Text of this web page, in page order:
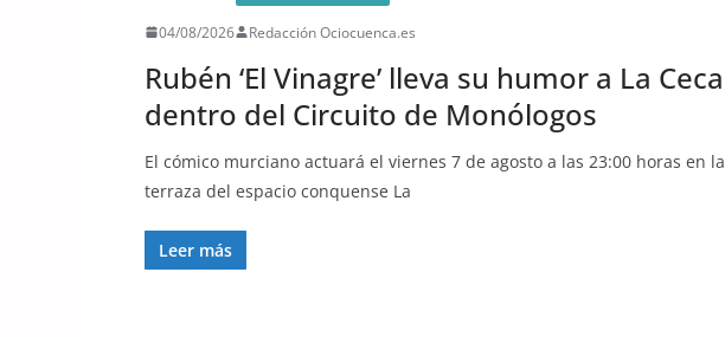
04/08/2026 Redacción Ociocuenca.es
Rubén ‘El Vinagre’ lleva su humor a La Ceca
dentro del Circuito de Monólogos
El cómico murciano actuará el viernes 7 de agosto a las 23:00 horas en la
terraza del espacio conquense La
Leer más